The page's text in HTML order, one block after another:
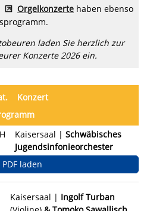
Orgelkonzerte haben ebenso
laden Sie herzlich zur
Konzerte 2026 ein.
Konzert
H Kaisersaal | Schwäbisches
Jugendsinfonieorchester
PDF laden
Kaisersaal | Ingolf Turban